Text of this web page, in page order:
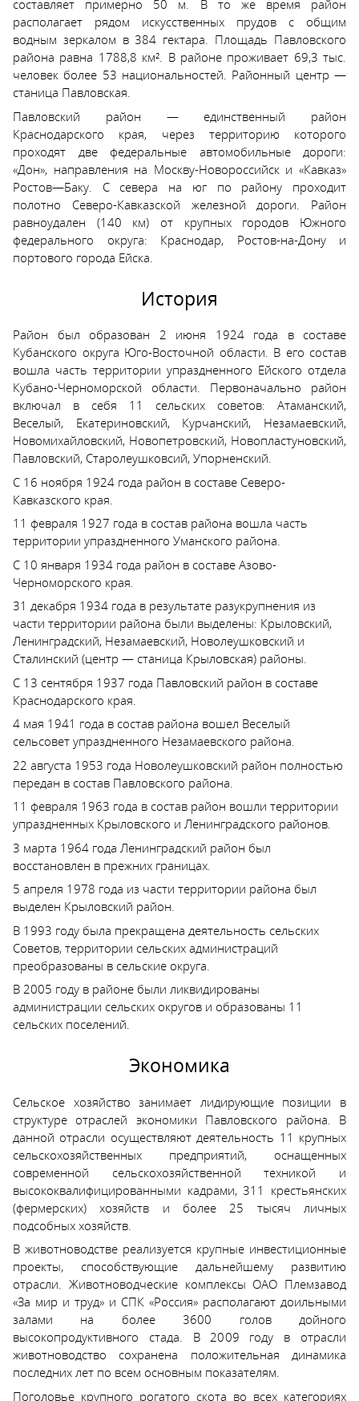
составляет примерно 50 м. В то же время район
располагает рядом искусственных прудов с общим
водным зеркалом в 384 гектара. Площадь Павловского
района равна 1788,8 км². В районе проживает 69,3 тыс.
человек более 53 национальностей. Районный центр —
станица Павловская.
Павловский район — единственный район
Краснодарского края, через территорию которого
проходят две федеральные автомобильные дороги:
«Дон», направления на Москву-Новороссийск и «Кавказ»
Ростов—Баку. С севера на юг по району проходит
полотно Северо-Кавказской железной дороги. Район
равноудален (140 км) от крупных городов Южного
федерального округа: Краснодар, Ростов-на-Дону и
портового города Ейска.
История
Район был образован 2 июня 1924 года в составе
Кубанского округа Юго-Восточной области. В его состав
вошла часть территории упраздненного Ейского отдела
Кубано-Черноморской области. Первоначально район
включал в себя 11 сельских советов: Атаманский,
Веселый, Екатериновский, Курчанский, Незамаевский,
Новомихайловский, Новопетровский, Новопластуновский,
Павловский, Старолеушковсий, Упорненский.
С 16 ноября 1924 года район в составе Северо-
Кавказского края.
11 февраля 1927 года в состав района вошла часть
территории упраздненного Уманского района.
С 10 января 1934 года район в составе Азово-
Черноморского края.
31 декабря 1934 года в результате разукрупнения из
части территории района были выделены: Крыловский,
Ленинградский, Незамаевский, Новолеушковский и
Сталинский (центр — станица Крыловская) районы.
С 13 сентября 1937 года Павловский район в составе
Краснодарского края.
4 мая 1941 года в состав района вошел Веселый
сельсовет упраздненного Незамаевского района.
22 августа 1953 года Новолеушковский район полностью
передан в состав Павловского района.
11 февраля 1963 года в состав район вошли территории
упраздненных Крыловского и Ленинградского районов.
3 марта 1964 года Ленинградский район был
восстановлен в прежних границах.
5 апреля 1978 года из части территории района был
выделен Крыловский район.
В 1993 году была прекращена деятельность сельских
Советов, территории сельских администраций
преобразованы в сельские округа.
В 2005 году в районе были ликвидированы
администрации сельских округов и образованы 11
сельских поселений.
Экономика
Сельское хозяйство занимает лидирующие позиции в
структуре отраслей экономики Павловского района. В
данной отрасли осуществляют деятельность 11 крупных
сельскохозяйственных предприятий, оснащенных
современной сельскохозяйственной техникой и
высококвалифицированными кадрами, 311 крестьянских
(фермерских) хозяйств и более 25 тысяч личных
подсобных хозяйств.
В животноводстве реализуется крупные инвестиционные
проекты, способствующие дальнейшему развитию
отрасли. Животноводческие комплексы ОАО Племзавод
«За мир и труд» и СПК «Россия» располагают доильными
залами на более 3600 голов дойного
высокопродуктивного стада. В 2009 году в отрасли
животноводство сохранена положительная динамика
последних лет по всем основным показателям.
Поголовье крупного рогатого скота во всех категориях